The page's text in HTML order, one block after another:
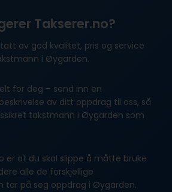
Takserer.no?
av god kvalitet, pris og service
i Øygarden.
for deg – send inn en
av ditt oppdrag til oss, så
takstmann i Øygarden som
er at du skal slippe å måtte bruke
alle de forskjellige
tar på seg oppdrag i Øygarden.